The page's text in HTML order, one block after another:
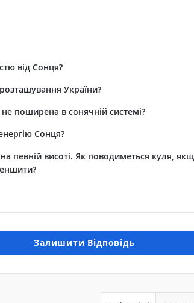
від Сонця?
України?
поширена в сонячній системі?
Сонця?
певній висоті. Як поводиметься куля,
Залишити Відповідь